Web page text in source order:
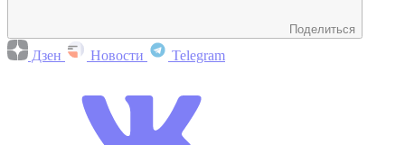
Поделиться
Дзен Новости Telegram